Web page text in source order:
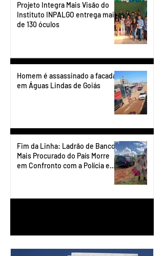
Projeto Integra Mais Visão do
Instituto INPALGO entrega mais
de 130 óculos
Homem é assassinado a facadas
em Águas Lindas de Goiás
Fim da Linha: Ladrão de Banco
Mais Procurado do País Morre
em Confronto com a Polícia em